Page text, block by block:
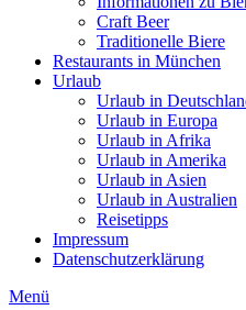
Craft Beer
Traditionelle Biere
Restaurants in München
Urlaub
Urlaub in
Urlaub in Europa
Urlaub in Afrika
Urlaub in Amerika
Urlaub in Asien
Urlaub in Australien
Reisetipps
Impressum
Datenschutzerklärung
Menü